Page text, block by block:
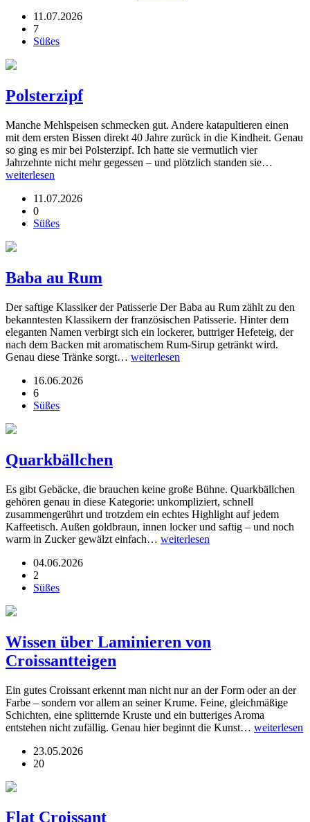
11.07.2026
7
Süßes
Polsterzipf
Manche Mehlspeisen schmecken gut. Andere katapultieren einen
mit dem ersten Bissen direkt 40 Jahre zurück in die Kindheit. Genau
so ging es mir bei Polsterzipf. Ich hatte sie vermutlich vier
Jahrzehnte nicht mehr gegessen – und plötzlich standen sie…
weiterlesen
11.07.2026
0
Süßes
Baba au Rum
Der saftige Klassiker der Patisserie Der Baba au Rum zählt zu den
bekanntesten Klassikern der französischen Patisserie. Hinter dem
eleganten Namen verbirgt sich ein lockerer, buttriger Hefeteig, der
nach dem Backen mit aromatischem Rum-Sirup getränkt wird.
Genau diese Tränke sorgt… weiterlesen
16.06.2026
6
Süßes
Quarkbällchen
Es gibt Gebäcke, die brauchen keine große Bühne. Quarkbällchen
gehören genau in diese Kategorie: unkompliziert, schnell
zusammengerührt und trotzdem ein echtes Highlight auf jedem
Kaffeetisch. Außen goldbraun, innen locker und saftig – und noch
warm in Zucker gewälzt einfach… weiterlesen
04.06.2026
2
Süßes
Wissen über Laminieren von
Croissantteigen
Ein gutes Croissant erkennt man nicht nur an der Form oder an der
Farbe – sondern vor allem an seiner Krume. Feine, gleichmäßige
Schichten, eine splitternde Kruste und ein butteriges Aroma
entstehen nicht zufällig. Genau hier beginnt die Kunst… weiterlesen
23.05.2026
20
Flat Croissant